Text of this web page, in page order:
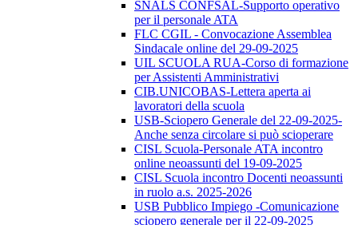
SNALS CONFSAL-Supporto operativo
per il personale ATA
FLC CGIL - Convocazione Assemblea
Sindacale online del 29-09-2025
UIL SCUOLA RUA-Corso di formazione
per Assistenti Amministrativi
CIB.UNICOBAS-Lettera aperta ai
lavoratori della scuola
USB-Sciopero Generale del 22-09-2025-
Anche senza circolare si può scioperare
CISL Scuola-Personale ATA incontro
online neoassunti del 19-09-2025
CISL Scuola incontro Docenti neoassunti
in ruolo a.s. 2025-2026
USB Pubblico Impiego -Comunicazione
sciopero generale per il 22-09-2025